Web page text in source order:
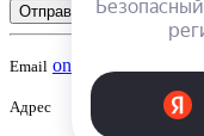
Отправить
Email onsad@onsad.ru
Адрес